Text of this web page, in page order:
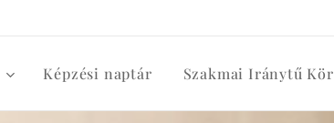
Képzési naptár Szakmai Iránytű Kör